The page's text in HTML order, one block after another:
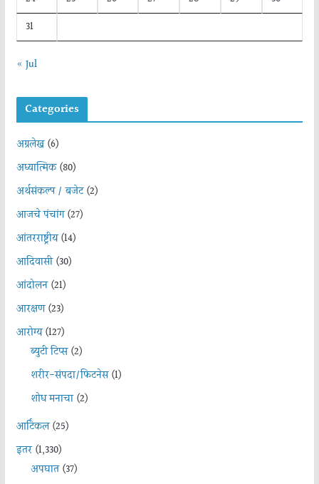
31
« Jul
Categories
अग्रलेख(6)
अध्यात्मिक(80)
अर्थसंकल्प / बजेट(2)
आजचे पंचांग(27)
आंतरराष्ट्रीय(14)
आदिवासी(30)
आंदोलन(21)
आरक्षण(23)
आरोग्य(127)
ब्युटी टिप्स(2)
शरीर-संपदा/फिटनेस(1)
शोध मनाचा(2)
आर्टिकल(25)
इतर(1,330)
अपघात(37)